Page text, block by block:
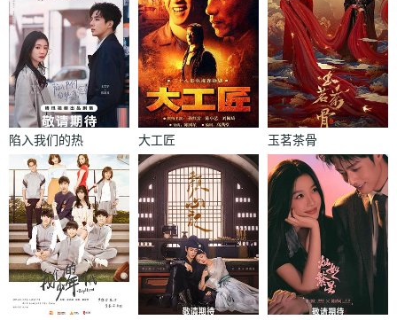
陷入我们的热
恋
大工匠 玉茗茶骨